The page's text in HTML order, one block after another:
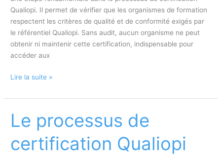
Qualiopi. Il permet de vérifier que les organismes de formation
respectent les critères de qualité et de conformité exigés par
le référentiel Qualiopi. Sans audit, aucun organisme ne peut
obtenir ni maintenir cette certification, indispensable pour
accéder aux
Les
d’audit
certification
Qualiopi
Lire la suite »
Le processus de
certification Qualiopi